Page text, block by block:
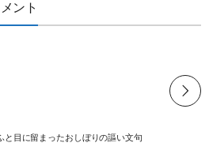
ント
と目に留まったおしぼりの謳い文句